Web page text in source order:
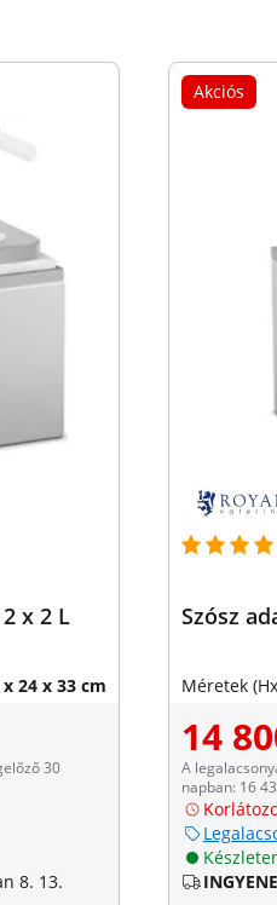
x 2 L
x 24 x 33 cm
30
8. 13.
Akciós
Szósz
Méretek
14
A
napban: 16